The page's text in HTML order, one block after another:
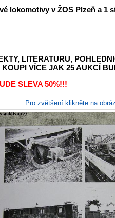
lokomotivy v ŽOS Plzeň a 1
LITERATURU,
VÍCE JAK 25 AUKCÍ
SLEVA 50%!!!
Pro zvětšení klikněte na